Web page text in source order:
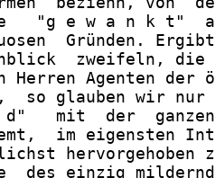
"g e w a n k t"
Gründen.
zweifeln,
Herren Agenten der
so glauben wir
mit  der
im eigensten
hervorgehoben
des einzig